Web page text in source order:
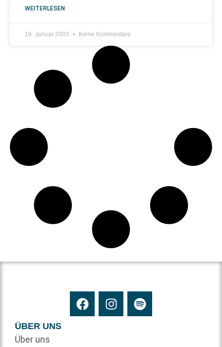
WEITERLESEN
19. Januar 2003 Keine Kommentare
ÜBER UNS
Über uns